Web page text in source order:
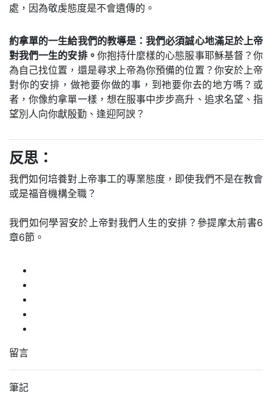
處，因為敬虔態度是不會遺傳的。
約拿單的一生給我們的教導是：我們必須誠心地滿足於上帝
對我們一生的安排。 你抱持什麼樣的心態服事耶穌基督？你
為自己找位置，還是尋求上帝為你預備的位置？你安於上帝
對你的安排，做祂要你做的事，到祂要你去的地方嗎？或
者，你像約拿單一樣，想在服事中步步高升、追求名望、指
望別人向你獻殷勤、逢迎阿諛？
反思：
我們如何培養對上帝事工的專業態度，即使我們不是在教會
或是福音機構全職？
我們如何學習安於上帝對我們人生的安排？參提摩太前書6
章6節。
留言
筆記